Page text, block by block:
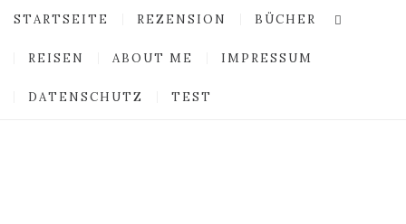
STARTSEITE REZENSION BÜCHER
REISEN ABOUT ME IMPRESSUM
DATENSCHUTZ TEST